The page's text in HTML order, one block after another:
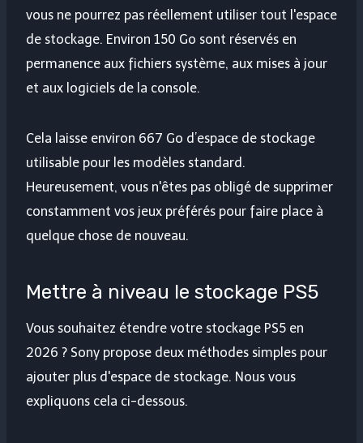
vous ne pourrez pas réellement utiliser tout l'espace
de stockage. Environ 150 Go sont réservés en
permanence aux fichiers système, aux mises à jour
et aux logiciels de la console.
Cela laisse environ 667 Go d’espace de stockage
utilisable pour les modèles standard.
Heureusement, vous n'êtes pas obligé de supprimer
constamment vos jeux préférés pour faire place à
quelque chose de nouveau.
Mettre à niveau le stockage PS5
Vous souhaitez étendre votre stockage PS5 en
2026 ? Sony propose deux méthodes simples pour
ajouter plus d'espace de stockage. Nous vous
expliquons cela ci-dessous.